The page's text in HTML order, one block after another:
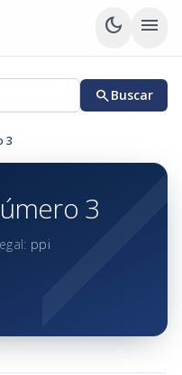
dark_mode menu
searchBuscar
3
3
ppi